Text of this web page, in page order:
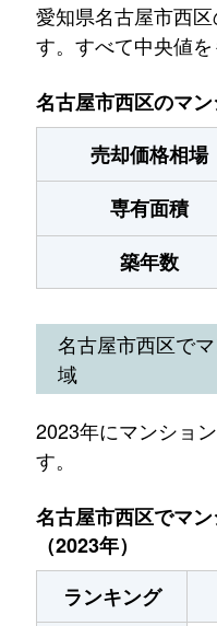
愛知県名古屋市西
す。すべて中央値を
名古屋市西区のマ
売却価格相場
専有面積
築年数
名古屋市西区で
域
2023年にマンショ
す。
名古屋市西区でマ
（2023年）
ランキング